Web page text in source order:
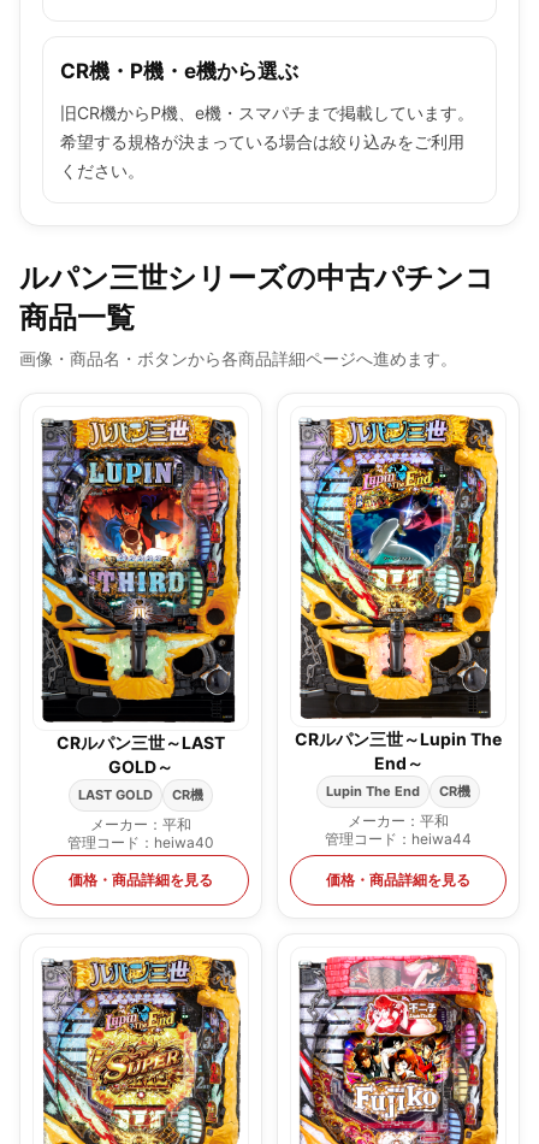
CR機・P機・e機から選ぶ
旧CR機からP機、e機・スマパチまで掲載しています。
希望する規格が決まっている場合は絞り込みをご利用
ください。
ルパン三世シリーズの中古パチンコ
商品一覧
画像・商品名・ボタンから各商品詳細ページへ進めます。
CRルパン三世～LAST
GOLD～
LAST GOLD CR機
メーカー：平和
管理コード：heiwa40
価格・商品詳細を見る
CRルパン三世～Lupin The
End～
Lupin The End CR機
メーカー：平和
管理コード：heiwa44
価格・商品詳細を見る